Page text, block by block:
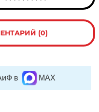
(0)
в MAX